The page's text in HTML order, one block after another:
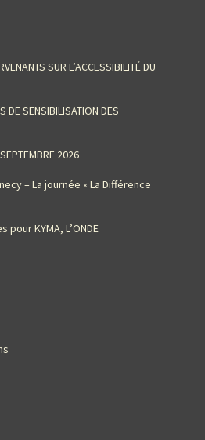
SUR L’ACCESSIBILITÉ DU
DE SENSIBILISATION DES
2026
– La journée « La Différence
KYMA, L’ONDE